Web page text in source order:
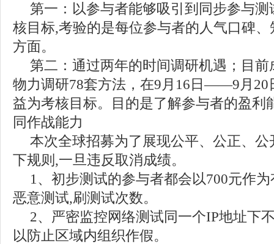
第一：以参与者能够吸引到同步参与
核目标,考验的是每位参与者的人气口碑
方面。
第二：通过两年的时间调研机遇；目
物力调研78套方法，在9月16日——9月20
益为考核目标。目的是了解参与者的盈利
同作战能力
本次全球招募为了展现公平、公正、
下规则,一旦违反取消成绩。
1、初步测试的参与者都会以700元作
恶意测试,刷测试次数。
2、严密监控网络测试同一个IP地址下
以防止区域内组织作假。